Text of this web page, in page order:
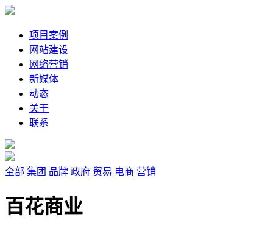
项目案例
网站建设
网络营销
新媒体
动态
关于
联系
全部 集团 品牌 政府 贸易 电商 营销
百花商业